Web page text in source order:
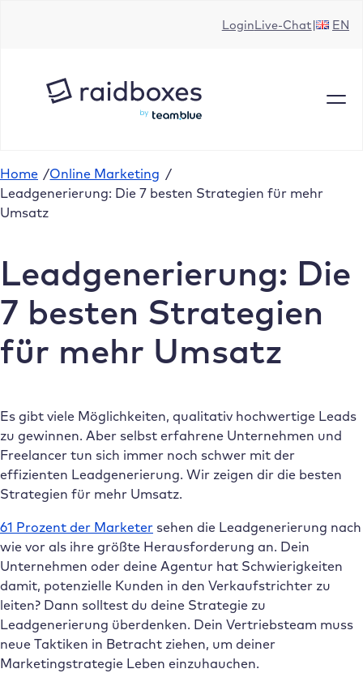
LoginLive-Chat EN
Home /Online Marketing /
Leadgenerierung: Die 7 besten Strategien für mehr
Umsatz
Leadgenerierung: Die
7 besten Strategien
für mehr Umsatz
Es gibt viele Möglichkeiten, qualitativ hochwertige Leads
zu gewinnen. Aber selbst erfahrene Unternehmen und
Freelancer tun sich immer noch schwer mit der
effizienten Leadgenerierung. Wir zeigen dir die besten
Strategien für mehr Umsatz.
61 Prozent der Marketer sehen die Leadgenerierung nach
wie vor als ihre größte Herausforderung an. Dein
Unternehmen oder deine Agentur hat Schwierigkeiten
damit, potenzielle Kunden in den Verkaufstrichter zu
leiten? Dann solltest du deine Strategie zu
Leadgenerierung überdenken. Dein Vertriebsteam muss
neue Taktiken in Betracht ziehen, um deiner
Marketingstrategie Leben einzuhauchen.